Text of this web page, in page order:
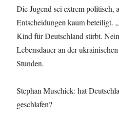
Die Jugend sei extrem politisch,
Entscheidungen kaum beteiligt.
Kind für Deutschland stirbt.
Lebensdauer an der
Stunden.
Stephan Muschick: hat
geschlafen?